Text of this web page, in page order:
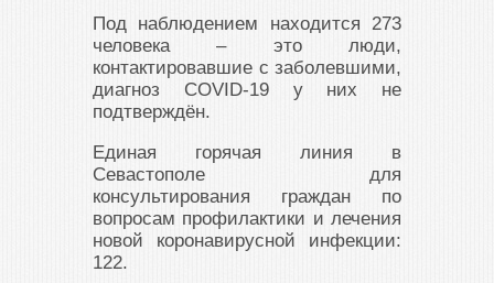
Под наблюдением находится 273
человека – это люди,
контактировавшие с заболевшими,
диагноз COVID-19 у них не
подтверждён.
Единая горячая линия в
Севастополе для
консультирования граждан по
вопросам профилактики и лечения
новой коронавирусной инфекции:
122.